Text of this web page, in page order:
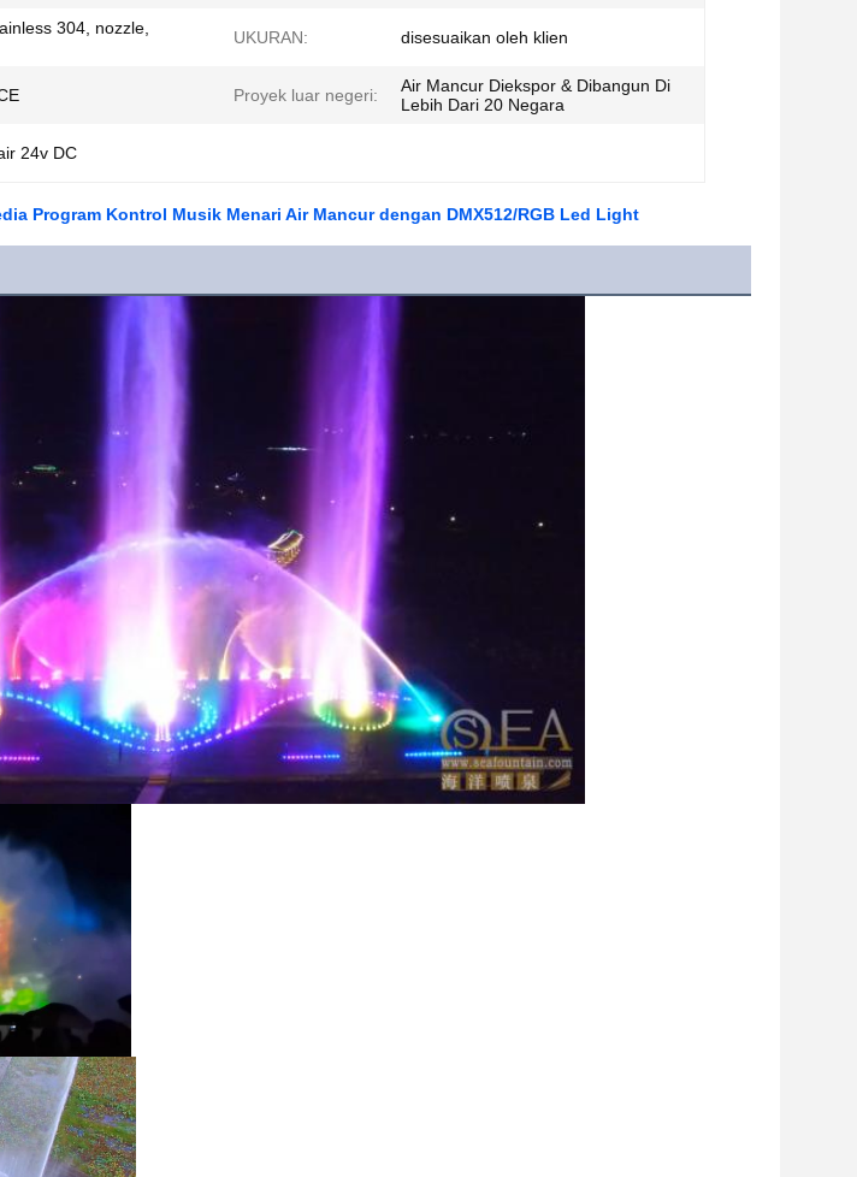
304, nozzle,
UKURAN: disesuaikan oleh klien
Proyek luar negeri:
Air Mancur Diekspor & Dibangun Di
Lebih Dari 20 Negara
24v DC
Program Kontrol Musik Menari Air Mancur dengan DMX512/RGB Led Light